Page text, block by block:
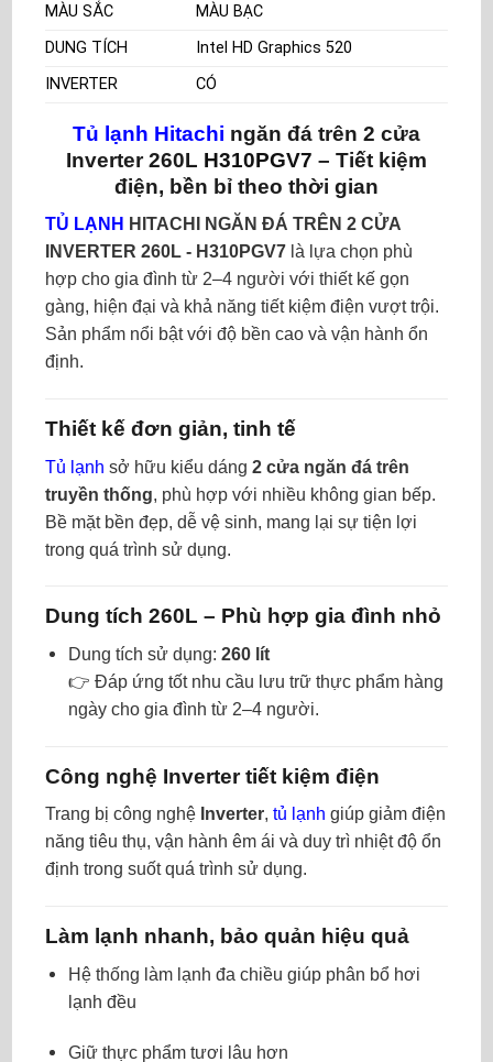
MÀU SẮC
MÀU BẠC
DUNG TÍCH
Intel HD Graphics 520
INVERTER
CÓ
Tủ lạnh Hitachi ngăn đá trên 2 cửa
Inverter 260L H310PGV7 – Tiết kiệm
điện, bền bỉ theo thời gian
TỦ LẠNH HITACHI NGĂN ĐÁ TRÊN 2 CỬA
INVERTER 260L - H310PGV7 là lựa chọn phù
hợp cho gia đình từ 2–4 người với thiết kế gọn
gàng, hiện đại và khả năng tiết kiệm điện vượt trội.
Sản phẩm nổi bật với độ bền cao và vận hành ổn
định.
Thiết kế đơn giản, tinh tế
Tủ lạnh sở hữu kiểu dáng 2 cửa ngăn đá trên
truyền thống, phù hợp với nhiều không gian bếp.
Bề mặt bền đẹp, dễ vệ sinh, mang lại sự tiện lợi
trong quá trình sử dụng.
Dung tích 260L – Phù hợp gia đình nhỏ
Dung tích sử dụng: 260 lít
👉 Đáp ứng tốt nhu cầu lưu trữ thực phẩm hàng
ngày cho gia đình từ 2–4 người.
Công nghệ Inverter tiết kiệm điện
Trang bị công nghệ Inverter, tủ lạnh giúp giảm điện
năng tiêu thụ, vận hành êm ái và duy trì nhiệt độ ổn
định trong suốt quá trình sử dụng.
Làm lạnh nhanh, bảo quản hiệu quả
Hệ thống làm lạnh đa chiều giúp phân bổ hơi
lạnh đều
Giữ thực phẩm tươi lâu hơn